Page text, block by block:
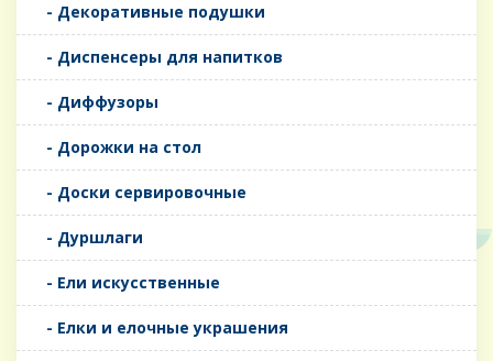
- Декоративные подушки
- Диспенсеры для напитков
- Диффузоры
- Дорожки на стол
- Доски сервировочные
- Дуршлаги
- Ели искусственные
- Елки и елочные украшения